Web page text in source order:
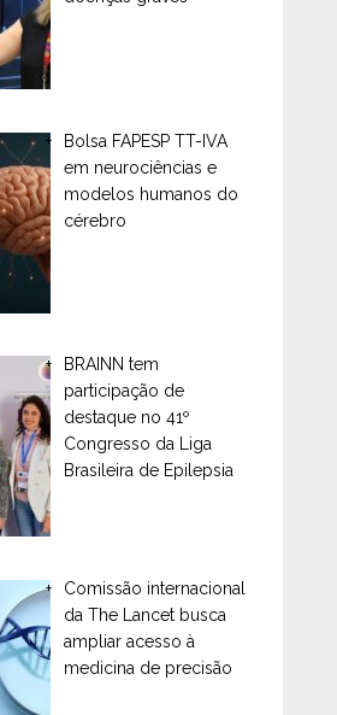
Bolsa FAPESP TT-IVA
em neurociências e
modelos humanos do
cérebro
BRAINN tem
participação de
destaque no 41º
Congresso da Liga
Brasileira de Epilepsia
Comissão internacional
da The Lancet busca
ampliar acesso à
medicina de precisão